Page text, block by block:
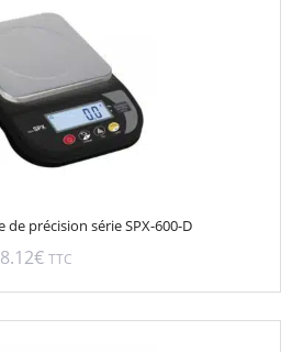
de précision série SPX-600-D
€ TTC